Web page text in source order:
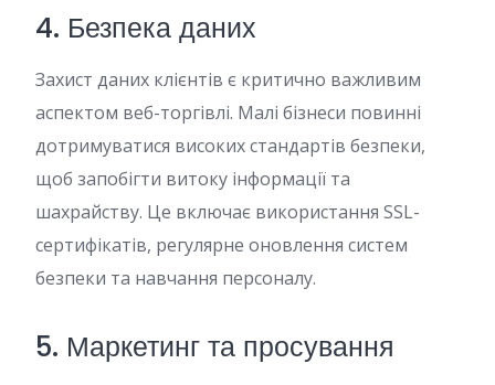
4. Безпека даних
Захист даних клієнтів є критично важливим
аспектом веб-торгівлі. Малі бізнеси повинні
дотримуватися високих стандартів безпеки,
щоб запобігти витоку інформації та
шахрайству. Це включає використання SSL-
сертифікатів, регулярне оновлення систем
безпеки та навчання персоналу.
5. Маркетинг та просування